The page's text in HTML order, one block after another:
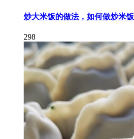
炒大米饭的做法，如何做炒米饭
298